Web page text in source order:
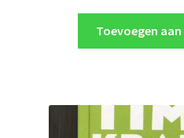
Toevoegen